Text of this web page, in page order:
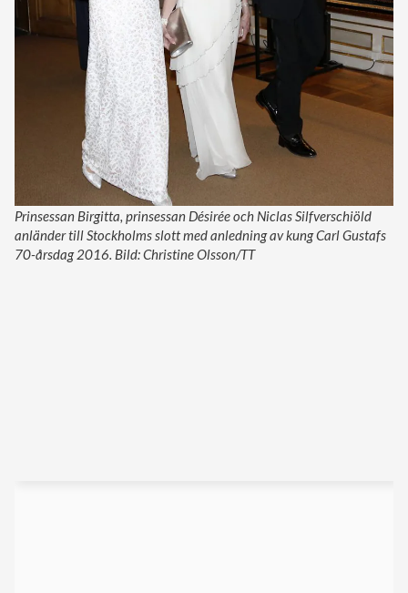
Prinsessan Birgitta, prinsessan Désirée och Niclas Silfverschiöld
anländer till Stockholms slott med anledning av kung Carl Gustafs
70-årsdag 2016. Bild: Christine Olsson/TT